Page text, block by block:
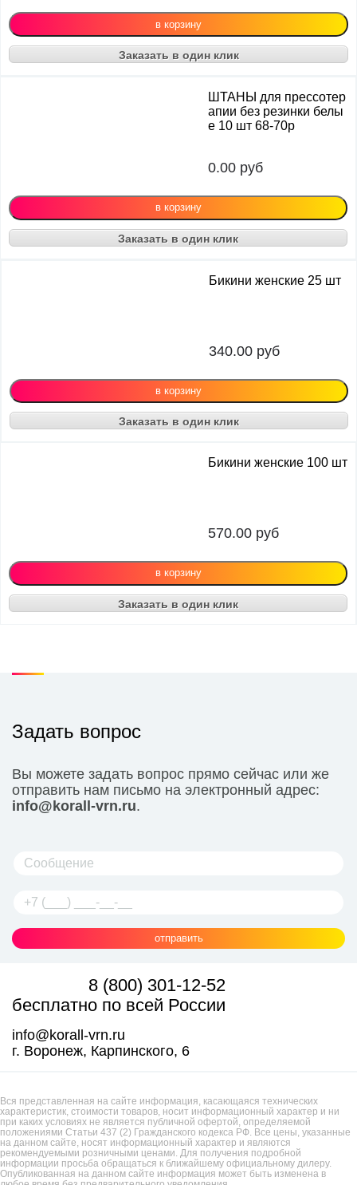
Заказать в один клик
ШТАНЫ для прессотер
апии без резинки белы
е 10 шт 68-70р
0.00 руб
Заказать в один клик
Бикини женские 25 шт
340.00 руб
Заказать в один клик
Бикини женские 100 шт
570.00 руб
Заказать в один клик
Задать вопрос
Вы можете задать вопрос прямо сейчас или же
отправить нам письмо на электронный адрес:
info@korall-vrn.ru.
отправить
8 (800) 301-12-52
бесплатно по всей России
info@korall-vrn.ru
г. Воронеж, Карпинского, 6
Вся представленная на сайте информация, касающаяся технических
характеристик, стоимости товаров, носит информационный характер и ни
при каких условиях не является публичной офертой, определяемой
положениями Статьи 437 (2) Гражданского кодекса РФ. Все цены, указанные
на данном сайте, носят информационный характер и являются
рекомендуемыми розничными ценами. Для получения подробной
информации просьба обращаться к ближайшему официальному дилеру.
Опубликованная на данном сайте информация может быть изменена в